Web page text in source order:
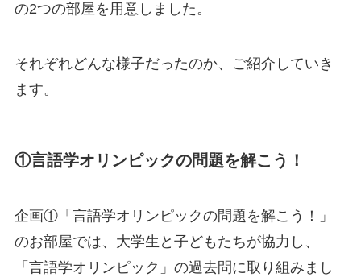
の2つの部屋を用意しました。
それぞれどんな様子だったのか、ご紹介していき
ます。
①言語学オリンピックの問題を解こう！
企画①「言語学オリンピックの問題を解こう！」
のお部屋では、大学生と子どもたちが協力し、
「言語学オリンピック」の過去問に取り組みまし